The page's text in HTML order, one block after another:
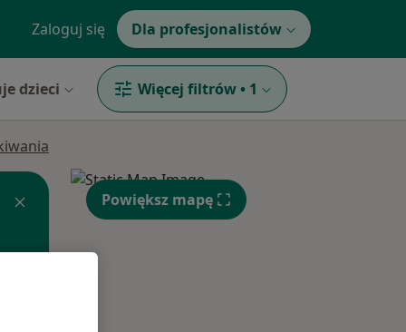
Zaloguj się Dla profesjonalistów
dzieci Więcej filtrów • 1
Powiększ mapę